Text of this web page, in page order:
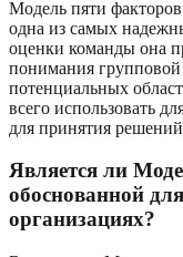
Модель пяти
одна из самых
оценки команды она
понимания
потенциальных
всего использовать
для принятия
Является ли
обоснованной
организациях?